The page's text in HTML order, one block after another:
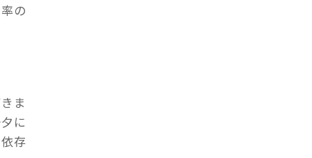
の
ま
に
存